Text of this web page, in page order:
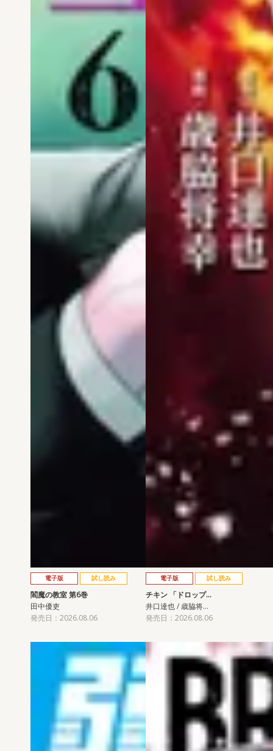
電子版 試し読み
閻魔の教室 第6巻
田中優吏
発売日：2026.08.06
電子版 試し読み
チキン 「ドロップ…
井口達也 / 歳脇将…
発売日：2026.08.06